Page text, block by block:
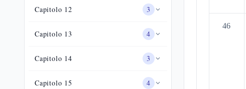
Capitolo 12 3
Capitolo 13 4
Capitolo 14 3
Capitolo 15 4
46